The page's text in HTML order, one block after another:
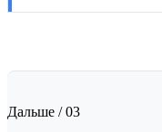
Дальше / 03